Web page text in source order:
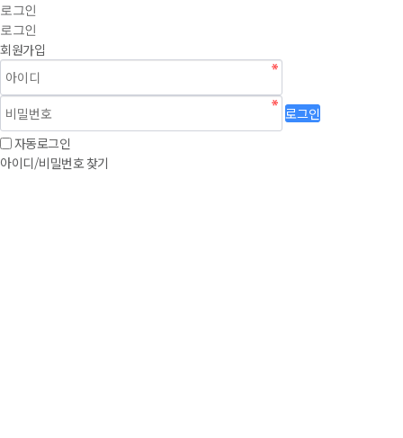
로그인
로그인
회원가입
로그인
자동로그인
아이디/비밀번호 찾기